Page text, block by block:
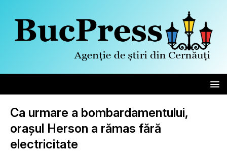
Ca urmare a bombardamentului,
orașul Herson a rămas fără
electricitate